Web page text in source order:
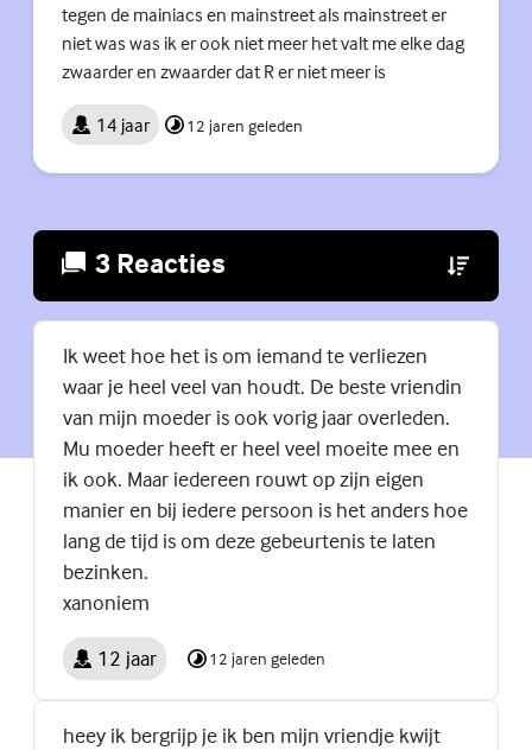
tegen de mainiacs en mainstreet als mainstreet er
niet was was ik er ook niet meer het valt me elke dag
zwaarder en zwaarder dat R er niet meer is
14 jaar 12 jaren geleden
3 Reacties (Externe
Ik weet hoe het is om iemand te verliezen
waar je heel veel van houdt. De beste vriendin
van mijn moeder is ook vorig jaar overleden.
Mu moeder heeft er heel veel moeite mee en
ik ook. Maar iedereen rouwt op zijn eigen
manier en bij iedere persoon is het anders hoe
lang de tijd is om deze gebeurtenis te laten
bezinken.
xanoniem
12 jaar 12 jaren geleden
heey ik bergrijp je ik ben mijn vriendje kwijt